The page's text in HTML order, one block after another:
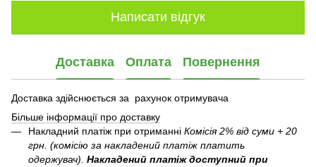
Написати відгук
Доставка Оплата Повернення
Доставка здійснюється за рахунок отримувача
Більше інформації про доставку
Накладний платіж при отриманні Комісія 2% від суми + 20
грн. (комісію за накладений платіж платить
одержувач). Накладений платіж доступний при